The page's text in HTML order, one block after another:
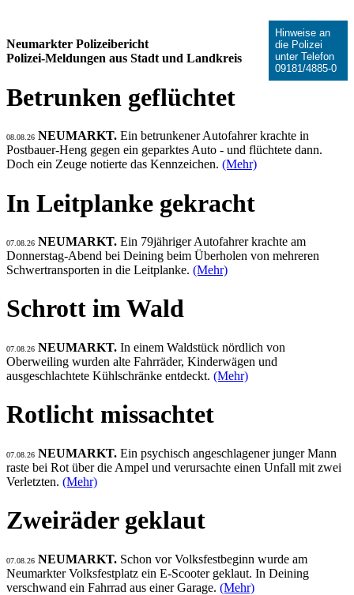
Hinweise an
die Polizei
unter Telefon
09181/4885-0
Neumarkter Polizeibericht
Polizei-Meldungen aus Stadt und Landkreis
Betrunken geflüchtet
08.08.26 NEUMARKT. Ein betrunkener Autofahrer krachte in
Postbauer-Heng gegen ein geparktes Auto - und flüchtete dann.
Doch ein Zeuge notierte das Kennzeichen. (Mehr)
In Leitplanke gekracht
07.08.26 NEUMARKT. Ein 79jähriger Autofahrer krachte am
Donnerstag-Abend bei Deining beim Überholen von mehreren
Schwertransporten in die Leitplanke. (Mehr)
Schrott im Wald
07.08.26 NEUMARKT. In einem Waldstück nördlich von
Oberweiling wurden alte Fahrräder, Kinderwägen und
ausgeschlachtete Kühlschränke entdeckt. (Mehr)
Rotlicht missachtet
07.08.26 NEUMARKT. Ein psychisch angeschlagener junger Mann
raste bei Rot über die Ampel und verursachte einen Unfall mit zwei
Verletzten. (Mehr)
Zweiräder geklaut
07.08.26 NEUMARKT. Schon vor Volksfestbeginn wurde am
Neumarkter Volksfestplatz ein E-Scooter geklaut. In Deining
verschwand ein Fahrrad aus einer Garage. (Mehr)